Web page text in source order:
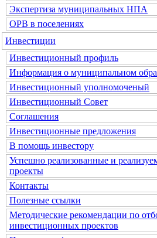
Экспертиза муниципальных НПА
ОРВ в поселениях
Инвестиции
Инвестиционный профиль
Информация о муниципальном
Инвестиционный уполномоченый
Инвестиционный Совет
Соглашения
Инвестиционные предложения
В помощь инвестору
Успешно реализованные и
проекты
Контакты
Полезные ссылки
Методические рекомендации по
инвестиционных проектов